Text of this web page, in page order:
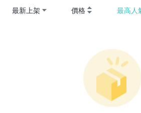
最新上架 價格 最高人